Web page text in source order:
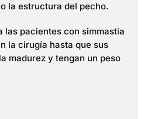
la estructura del pecho.
las pacientes con simmastia
la cirugía hasta que sus
madurez y tengan un peso